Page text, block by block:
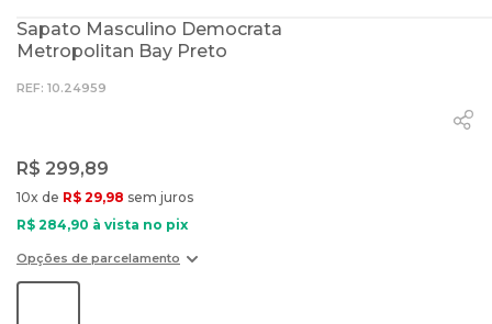
Sapato Masculino Democrata
Metropolitan Bay Preto
: 10.24959
R$ 299,89
10x de R$ 29,98 sem juros
R$ 284,90 à vista no pix
Opções de parcelamento